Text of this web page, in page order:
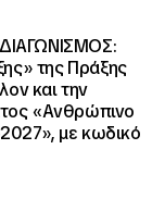
της Πράξης
και την
«Ανθρώπινο
με κωδικό